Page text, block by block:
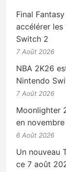
Final
accélérer
Switch 2
7 Août 2026
NBA 2K26
Nintendo
7 Août 2026
Moonlighter
en
6 Août 2026
Un nouveau
ce 7 août